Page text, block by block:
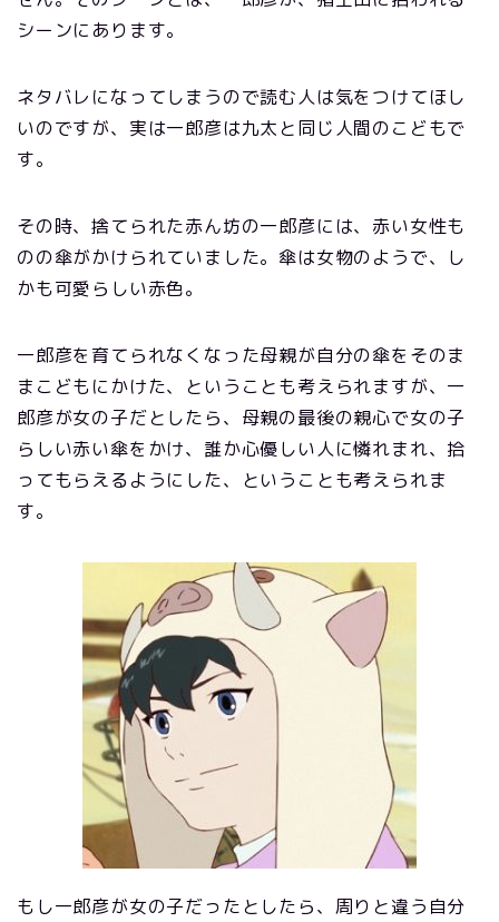
シーンにあります。
ネタバレになってしまうので読む人は気をつけてほし
いのですが、実は一郎彦は九太と同じ人間のこどもで
す。
その時、捨てられた赤ん坊の一郎彦には、赤い女性も
のの傘がかけられていました。傘は女物のようで、し
かも可愛らしい赤色。
一郎彦を育てられなくなった母親が自分の傘をそのま
まこどもにかけた、ということも考えられますが、一
郎彦が女の子だとしたら、母親の最後の親心で女の子
らしい赤い傘をかけ、誰か心優しい人に憐れまれ、拾
ってもらえるようにした、ということも考えられま
す。
もし一郎彦が女の子だったとしたら、周りと違う自分